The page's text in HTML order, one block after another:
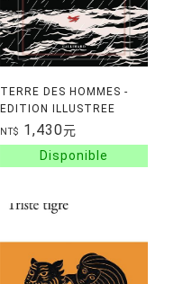
TERRE DES HOMMES -
EDITION ILLUSTREE
NT$ 1,430元